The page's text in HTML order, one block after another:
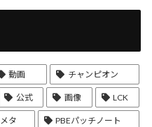
動画 チャンピオン
公式 画像 LCK
メタ PBEパッチノート